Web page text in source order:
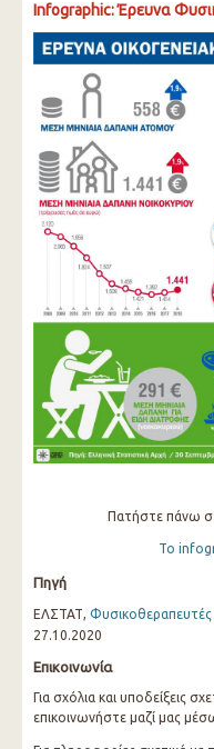
Infographic: Έρευνα
Πατήστε πάνω
Το
Πηγή
ΕΛΣΤΑΤ, Φυσικοθεραπευτές
27.10.2020
Επικοινωνία
Για σχόλια και υποδείξεις
επικοινωνήστε μαζί μας